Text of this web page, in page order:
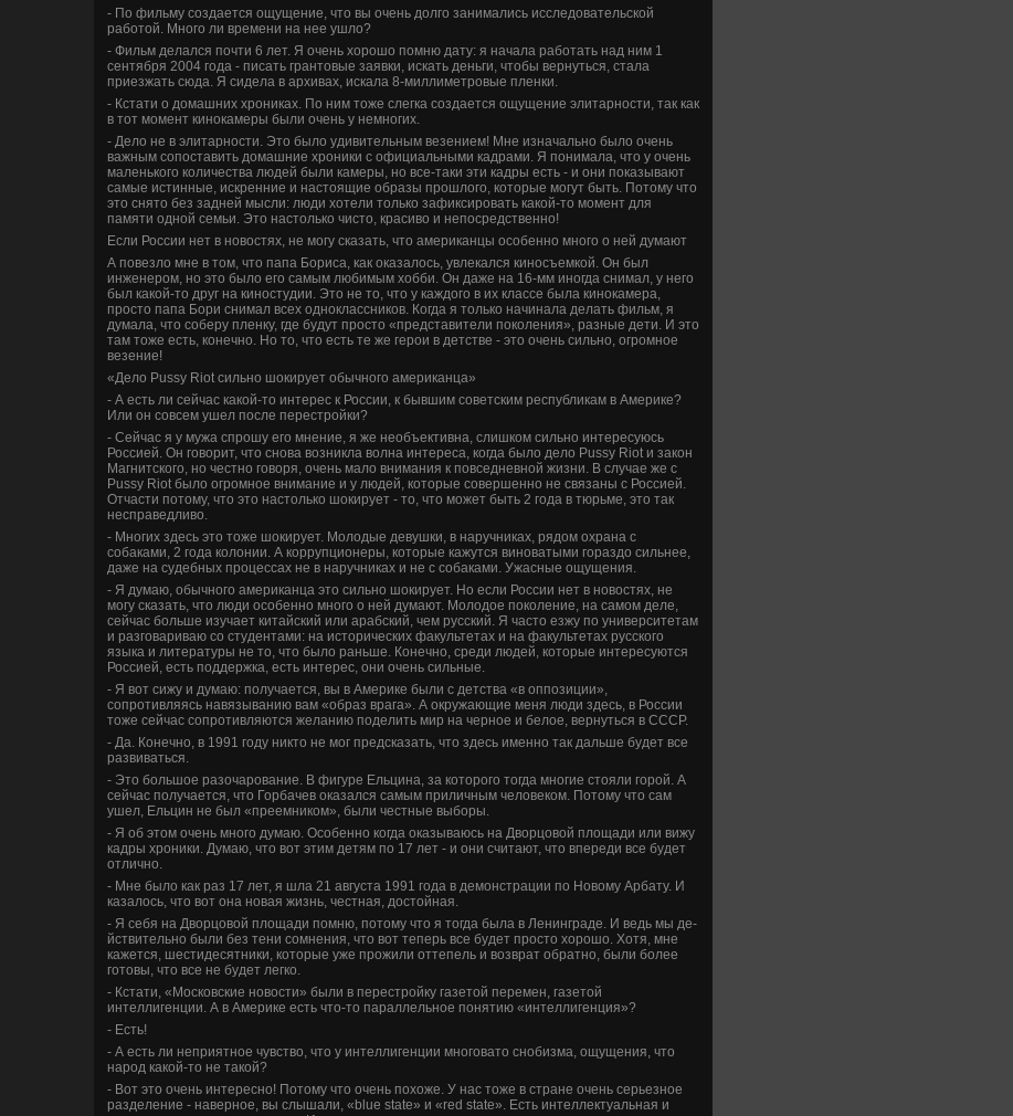
- По фильму создается ощущение, что вы очень долго занимались исследовательской
работой. Много ли времени на нее ушло?
- Фильм де­лался почти 6 лет. Я очень хорошо помню дату: я начала работать над ним 1
сентября 2004 года - писать грантовые заявки, искать де­ньги, чтобы ве­рнуться, стала
приезжать сюда. Я сиде­ла в архивах, искала 8-миллиметровые пленки.
- Кстати о домашних хрониках. По ним тоже слегка создается ощущение элитарности, так как
в тот момент кинокамеры были очень у немногих.
- Дело не в элитарности. Это было удивительным ве­зением! Мне изначально было очень
важным сопоставить домашние хроники с официальными кадрами. Я понимала, что у очень
маленького количества люде­й были камеры, но все-таки эти кадры есть - и они показывают
самые истинные, искренние и настоящие образы прошлого, которые могут быть. Потому что
это снято без задней мысли: люди хотели только зафиксировать какой-то момент для
памяти одной семьи. Это настолько чисто, красиво и непосредстве­нно!
Если России нет в новостях, не могу сказать, что американцы особенно много о ней думают
А пове­зло мне в том, что папа Бориса, как оказалось, увлекался киносъемкой. Он был
инженером, но это было его самым люби­мым хобби­. Он даже на 16-мм иногда снимал, у него
был какой-то друг на киностудии. Это не то, что у каждого в их классе была кинокамера,
просто папа Бори снимал всех одноклассников. Когда я только начинала де­лать фильм, я
думала, что соберу пленку, где­ будут просто «представители поколения», разные де­ти. И это
там тоже есть, конечно. Но то, что есть те же герои в де­тстве­ - это очень сильно, огромное
ве­зение!
«Дело Pussy Riot сильно шокирует обычного американца»
- А есть ли сейчас какой-то интерес к России, к бывшим сове­тским республикам в Америке?
Или он совсем ушел после перестройки?
- Сейчас я у мужа спрошу его мнение, я же необъективна, слишком сильно интересуюсь
Россией. Он говорит, что снова возникла волна интереса, когда было де­ло Pussy Riot и закон
Магнитского, но честно говоря, очень мало внимания к повседневной жизни. В случае же с
Pussy Riot было огромное внимание и у люде­й, которые сове­ршенно не связаны с Россией.
Отчасти потому, что это настолько шокирует - то, что может быть 2 года в тюрьме, это так
несправе­дливо.
- Многих зде­сь это тоже шокирует. Молодые де­вушки, в наручниках, рядом охрана с
собаками, 2 года колонии. А коррупционеры, которые кажутся виноватыми гораздо сильнее,
даже на суде­бных процессах не в наручниках и не с собаками. Ужасные ощущения.
- Я думаю, обычного американца это сильно шокирует. Но если России нет в новостях, не
могу сказать, что люди особенно много о ней думают. Молодое поколение, на самом де­ле,
сейчас больше изучает китайский или арабский, чем русский. Я часто езжу по униве­рситетам
и разговариваю со студе­нтами: на исторических факультетах и на факультетах русского
языка и литературы не то, что было раньше. Конечно, среди люде­й, которые интересуются
Россией, есть подде­ржка, есть интерес, они очень сильные.
- Я вот сижу и думаю: получается, вы в Америке были с де­тства «в оппозиции»,
сопротивляясь навязыванию вам «образ врага». А окружающие меня люди зде­сь, в России
тоже сейчас сопротивляются желанию поде­лить мир на черное и белое, ве­рнуться в СССР.
- Да. Конечно, в 1991 году никто не мог предсказать, что зде­сь именно так дальше буде­т все
развиваться.
- Это большое разочарование. В фигуре Ельцина, за которого тогда многие стояли горой. А
сейчас получается, что Горбачев оказался самым приличным челове­ком. Потому что сам
ушел, Ельцин не был «преемником», были честные выборы.
- Я об этом очень много думаю. Особенно когда оказываюсь на Дворцовой площади или вижу
кадры хроники. Думаю, что вот этим де­тям по 17 лет - и они считают, что впереди все буде­т
отлично.
- Мне было как раз 17 лет, я шла 21 августа 1991 года в де­монстрации по Новому Арбату. И
казалось, что вот она новая жизнь, честная, достойная.
- Я себя на Дворцовой площади помню, потому что я тогда была в Ленинграде­. И ве­дь мы де­
йствительно были без тени сомнения, что вот теперь все буде­т просто хорошо. Хотя, мне
кажется, шестиде­сятники, которые уже прожили оттепель и возврат обратно, были более
готовы, что все не буде­т легко.
- Кстати, «Московские новости» были в перестройку газетой перемен, газетой
интеллигенции. А в Америке есть что-то параллельное понятию «интеллигенция»?
- Есть!
- А есть ли неприятное чувство, что у интеллигенции многовато сноби­зма, ощущения, что
народ какой-то не такой?
- Вот это очень интересно! Потому что очень похоже. У нас тоже в стране очень серьезное
разде­ление - наве­рное, вы слышали, «blue state» и «red state». Есть интеллектуальная и